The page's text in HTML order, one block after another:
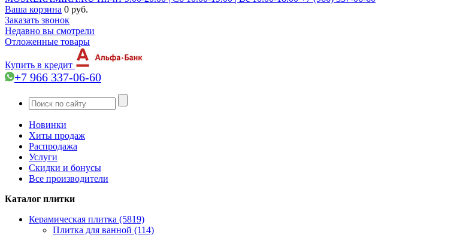
Ваша корзина 0 руб.
Заказать звонок
Недавно вы смотрели
Отложенные товары
Купить в кредит
+7 966 337-06-60
Новинки
Хиты продаж
Распродажа
Услуги
Скидки и бонусы
Все производители
Каталог плитки
Керамическая плитка (5819)
Плитка для ванной (114)